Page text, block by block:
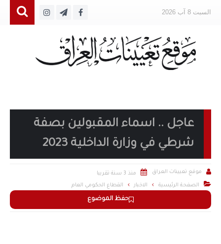
السبت 8 آب 2026
عاجل .. اسماء المقبولين بصفة
شرطي في وزارة الداخلية 2023
حفظ الموضوع
 موقع تعيينات العراق  منذ 3 سنة تقريبا
 الصفحة الرئيسية الاخبار القطاع الحكومي العام